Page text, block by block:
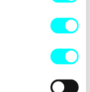
has occurred while
browser consolefor